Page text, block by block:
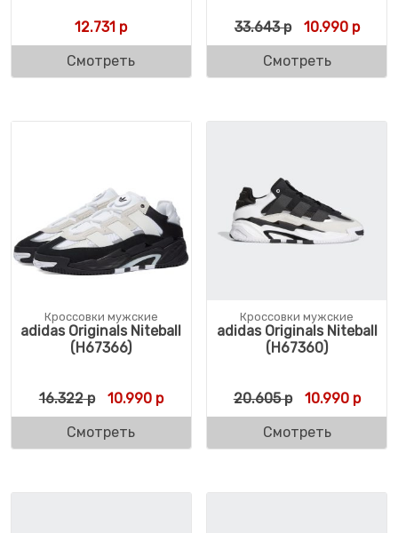
12.731 р
Смотреть
33.643р 10.990р
Смотреть
Кроссовки мужские
adidas Originals Niteball
(H67366)
16.322р Первоначальная цена составляла 16.322
10.990рТекущая цена: 10.990 р.
Смотреть
Кроссовки мужские
adidas Originals Niteball
(H67360)
20.605р 10.990р
Смотреть